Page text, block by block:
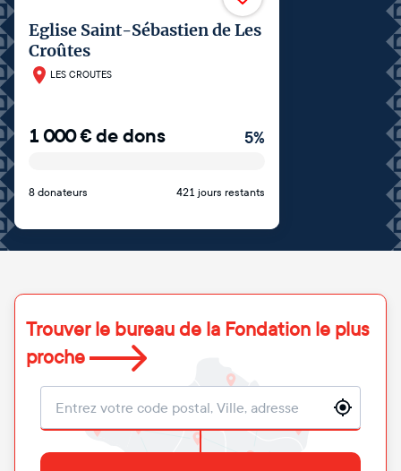
Eglise Saint-Sébastien de Les
Croûtes
LES CROUTES
1 000€de dons 5%
8 donateurs 421 jours restants
Trouver le bureau de la Fondation le plus
proche
Localisation